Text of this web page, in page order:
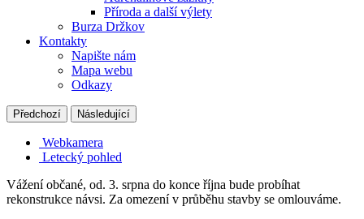
Příroda a další výlety
Burza Držkov
Kontakty
Napište nám
Mapa webu
Odkazy
Předchozí Následující
Webkamera
Letecký pohled
Vážení občané, od. 3. srpna do konce října bude probíhat
rekonstrukce návsi. Za omezení v průběhu stavby se omlouváme.